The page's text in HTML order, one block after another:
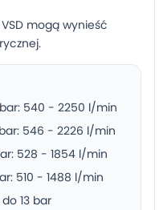
mogą wynieść
540 - 2250 l/min
546 - 2226 l/min
528 - 1854 l/min
510 - 1488 l/min
13 bar